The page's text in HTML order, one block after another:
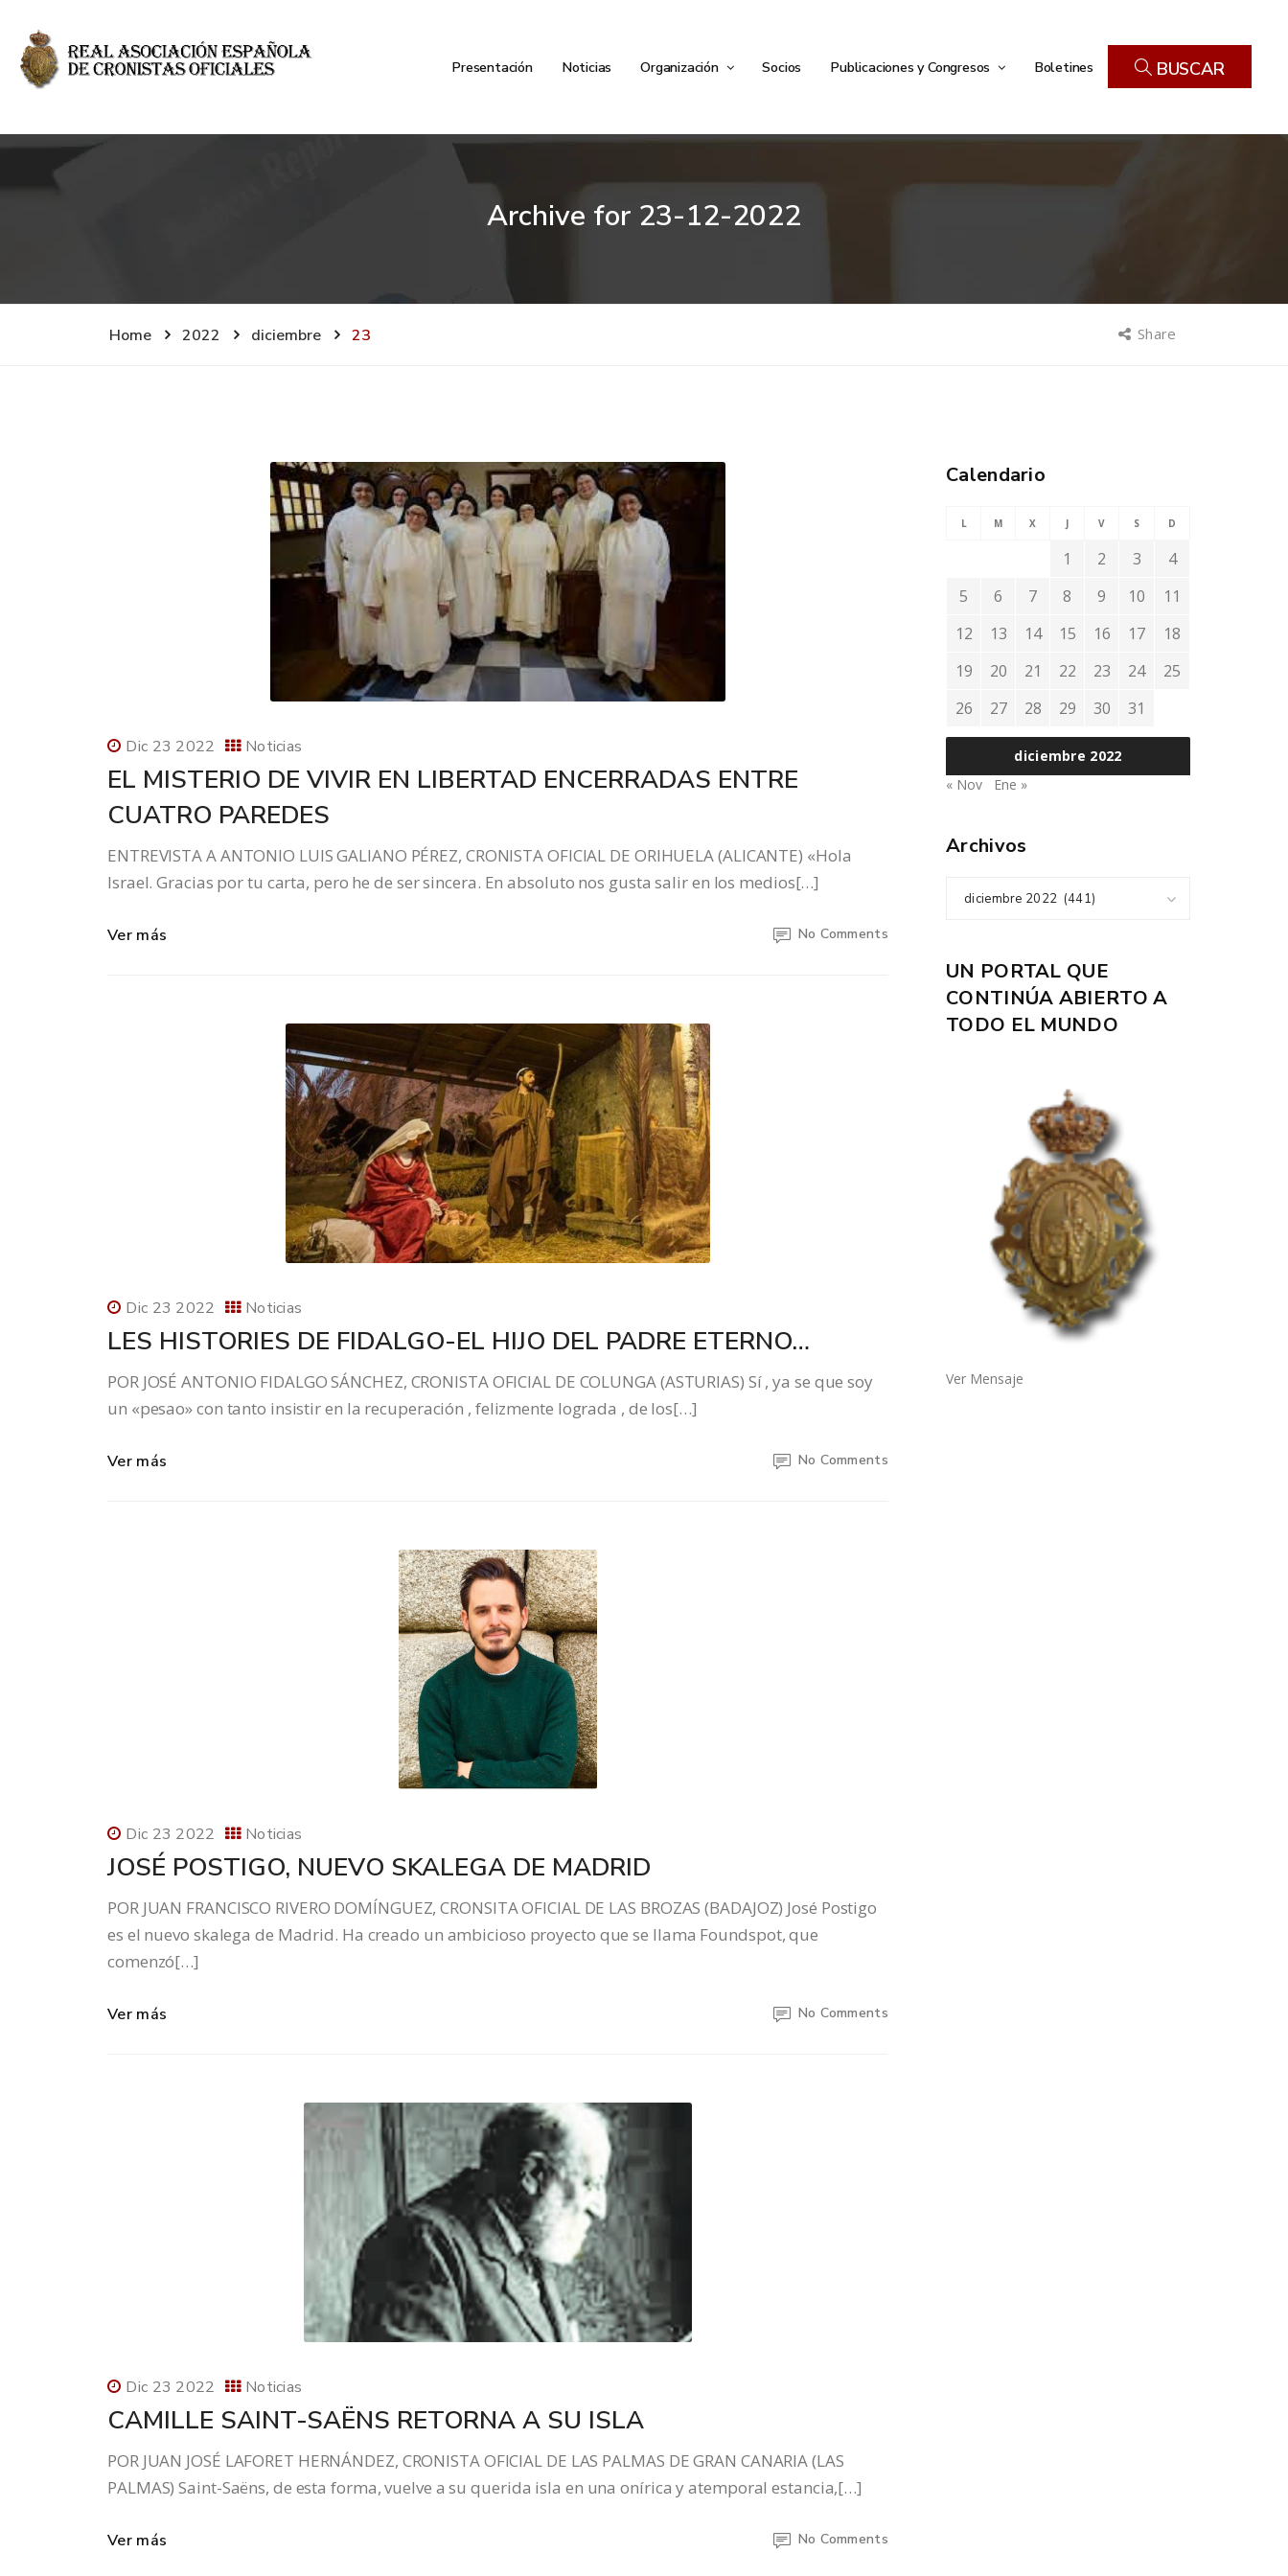
Presentación Noticias Organización Socios Publicaciones y Congresos Boletines BUSCAR
Archive for 23-12-2022
Home 2022 diciembre 23 Share
Dic 23 2022 Noticias
EL MISTERIO DE VIVIR EN LIBERTAD ENCERRADAS ENTRE
CUATRO PAREDES
ENTREVISTA A ANTONIO LUIS GALIANO PÉREZ, CRONISTA OFICIAL DE ORIHUELA (ALICANTE) «Hola
Israel. Gracias por tu carta, pero he de ser sincera. En absoluto nos gusta salir en los medios[…]
Ver más No Comments
Dic 23 2022 Noticias
LES HISTORIES DE FIDALGO-EL HIJO DEL PADRE ETERNO…
POR JOSÉ ANTONIO FIDALGO SÁNCHEZ, CRONISTA OFICIAL DE COLUNGA (ASTURIAS) Sí , ya se que soy
un «pesao» con tanto insistir en la recuperación , felizmente lograda , de los[…]
Ver más No Comments
Dic 23 2022 Noticias
JOSÉ POSTIGO, NUEVO SKALEGA DE MADRID
POR JUAN FRANCISCO RIVERO DOMÍNGUEZ, CRONSITA OFICIAL DE LAS BROZAS (BADAJOZ) José Postigo
es el nuevo skalega de Madrid. Ha creado un ambicioso proyecto que se llama Foundspot, que
comenzó[…]
Ver más No Comments
Dic 23 2022 Noticias
CAMILLE SAINT-SAËNS RETORNA A SU ISLA
POR JUAN JOSÉ LAFORET HERNÁNDEZ, CRONISTA OFICIAL DE LAS PALMAS DE GRAN CANARIA (LAS
PALMAS) Saint-Saëns, de esta forma, vuelve a su querida isla en una onírica y atemporal estancia,[…]
Ver más No Comments
Calendario
diciembre 2022
L M X J V S D
1 2 3
4
5
6 7 8 9 10
11
12
13 14 15 16 17
18
19
20 21 22 23 24
25
26
27 28 29 30 31
« Nov Ene »
Archivos
diciembre 2022 (441)
UN PORTAL QUE
CONTINÚA ABIERTO A
TODO EL MUNDO
Ver Mensaje